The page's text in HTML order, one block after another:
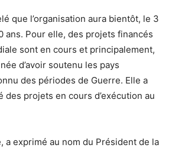
que l’organisation aura bientôt, le 3
ans. Pour elle, des projets financés
sont en cours et principalement,
d’avoir soutenu les pays
des périodes de Guerre. Elle a
des projets en cours d’exécution au
a exprimé au nom du Président de la